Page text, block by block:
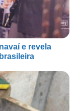
e revela